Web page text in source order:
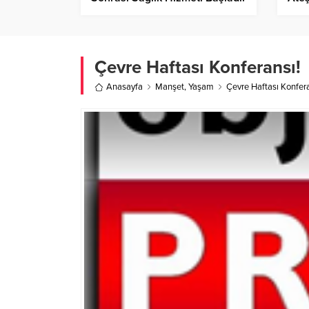
Çevre Haftası Konferansı!
Anasayfa Manşet,Yaşam Çevre Haftası